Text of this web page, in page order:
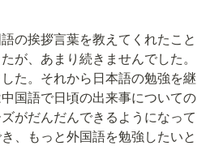
の挨拶言葉を教えてくれたこと
が、あまり続きませんでした。
た。それから日本語の勉強を継
国語で日頃の出来事についての
がだんだんできるようになって
、もっと外国語を勉強したいと